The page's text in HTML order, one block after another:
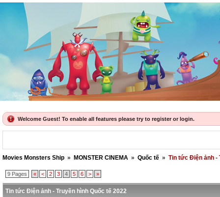
Welcome Guest! To enable all features please try to register or login.
Movies Monsters Ship » MONSTER CINEMA » Quốc tế » Tin tức Điện ảnh -
9 Pages « < 2 3 4 5 6 > »
Tin tức Điện ảnh - Truyền hình Quốc tế 2022